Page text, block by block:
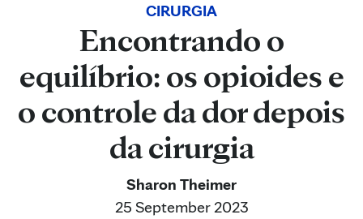
CIRURGIA
Encontrando o
equilíbrio: os opioides e
o controle da dor depois
da cirurgia
Sharon Theimer
25 September 2023